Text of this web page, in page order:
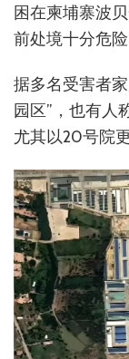
困在柬埔寨波
前处境十分危险
据多名受害者
园区”，也有人
尤其以20号院